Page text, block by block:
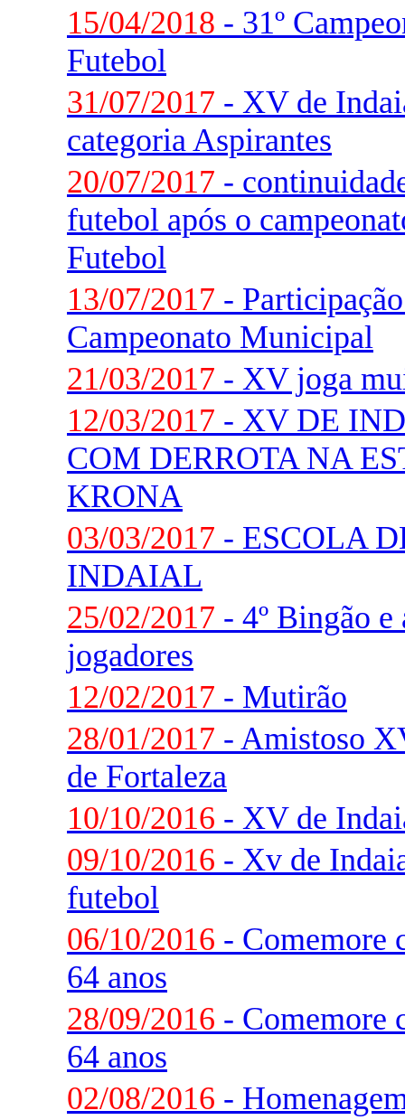
15/04/2018 - 31º
Futebol
31/07/2017 - XV de
categoria Aspirantes
20/07/2017 -
futebol após o
Futebol
13/07/2017 -
Campeonato Municipal
21/03/2017 - XV joga
12/03/2017 - XV DE
COM DERROTA NA
KRONA
03/03/2017 - ESCOLA
INDAIAL
25/02/2017 - 4º Bingão e
jogadores
12/02/2017 - Mutirão
28/01/2017 - Amistoso
de Fortaleza
10/10/2016 - XV de
09/10/2016 - Xv de
futebol
06/10/2016 - Comemore
64 anos
28/09/2016 - Comemore
64 anos
02/08/2016 -